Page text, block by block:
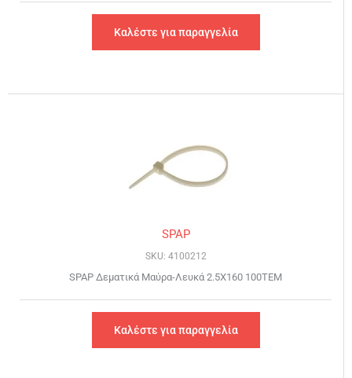
Καλέστε για παραγγελία
SPAP
SKU: 4100212
SPAP Δεματικά Μαύρα-Λευκά 2.5Χ160 100ΤΕΜ
Καλέστε για παραγγελία